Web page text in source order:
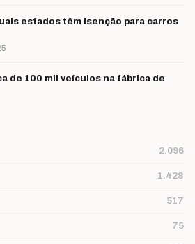
estados têm isenção para carros
de 100 mil veículos na fábrica de
2.096
1.428
517
75